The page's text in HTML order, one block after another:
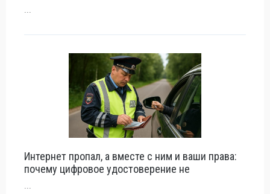
...
Интернет пропал, а вместе с ним и ваши права:
почему цифровое удостоверение не
...